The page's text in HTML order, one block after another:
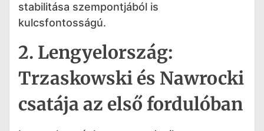
stabilitása szempontjából is
kulcsfontosságú.
2. Lengyelország:
Trzaskowski és Nawrocki
csatája az első fordulóban